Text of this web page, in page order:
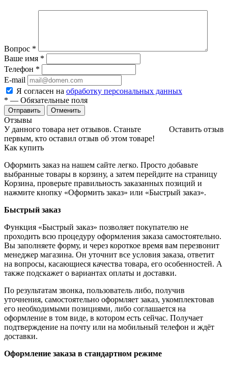
Вопрос *
Ваше имя *
Телефон *
E-mail
Я согласен на обработку персональных данных
* — Обязательные поля
Отменить
Отзывы
Оставить отзыв
У данного товара нет отзывов. Станьте
первым, кто оставил отзыв об этом товаре!
Как купить
Оформить заказ на нашем сайте легко. Просто добавьте
выбранные товары в корзину, а затем перейдите на страницу
Корзина, проверьте правильность заказанных позиций и
нажмите кнопку «Оформить заказ» или «Быстрый заказ».
Быстрый заказ
Функция «Быстрый заказ» позволяет покупателю не
проходить всю процедуру оформления заказа самостоятельно.
Вы заполняете форму, и через короткое время вам перезвонит
менеджер магазина. Он уточнит все условия заказа, ответит
на вопросы, касающиеся качества товара, его особенностей. А
также подскажет о вариантах оплаты и доставки.
По результатам звонка, пользователь либо, получив
уточнения, самостоятельно оформляет заказ, укомплектовав
его необходимыми позициями, либо соглашается на
оформление в том виде, в котором есть сейчас. Получает
подтверждение на почту или на мобильный телефон и ждёт
доставки.
Оформление заказа в стандартном режиме